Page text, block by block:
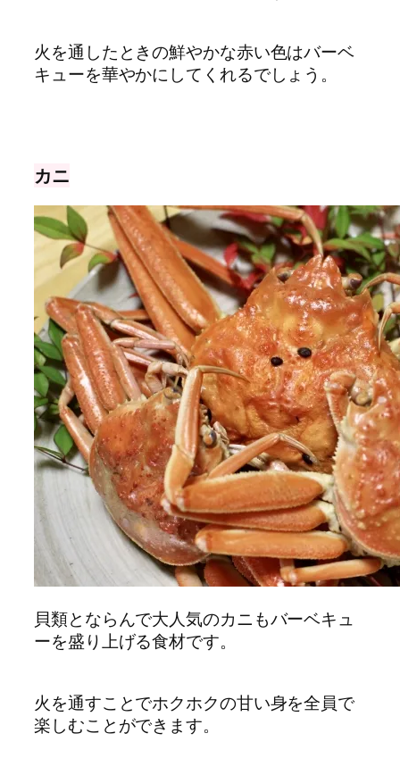
火を通したときの鮮やかな赤い色はバーベ
キューを華やかにしてくれるでしょう。
カニ
貝類とならんで大人気のカニもバーベキュ
ーを盛り上げる食材です。
火を通すことでホクホクの甘い身を全員で
楽しむことができます。